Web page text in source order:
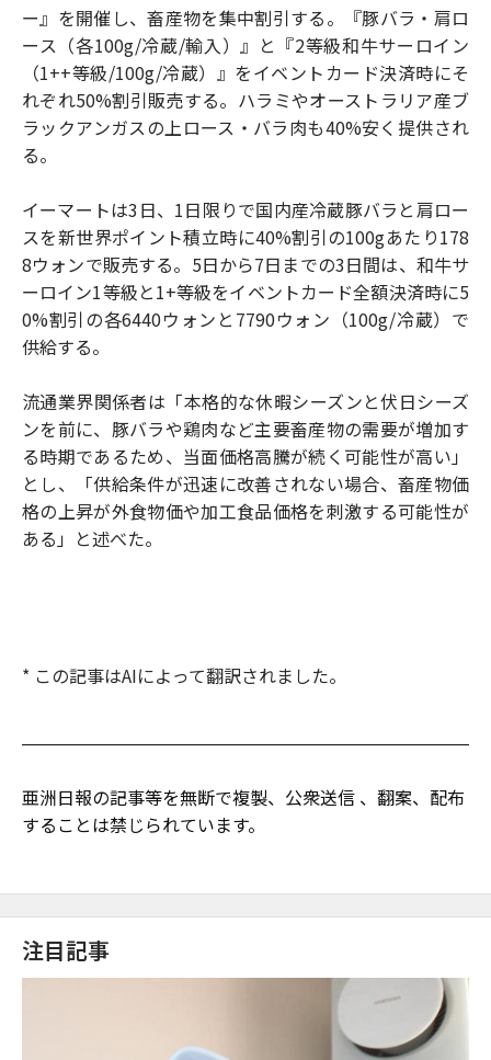
ー』を開催し、畜産物を集中割引する。『豚バラ・肩ロ
ース（各100g/冷蔵/輸入）』と『2等級和牛サーロイン
（1++等級/100g/冷蔵）』をイベントカード決済時にそ
れぞれ50%割引販売する。ハラミやオーストラリア産ブ
ラックアンガスの上ロース・バラ肉も40%安く提供され
る。
イーマートは3日、1日限りで国内産冷蔵豚バラと肩ロー
スを新世界ポイント積立時に40%割引の100gあたり178
8ウォンで販売する。5日から7日までの3日間は、和牛サ
ーロイン1等級と1+等級をイベントカード全額決済時に5
0%割引の各6440ウォンと7790ウォン（100g/冷蔵）で
供給する。
流通業界関係者は「本格的な休暇シーズンと伏日シーズ
ンを前に、豚バラや鶏肉など主要畜産物の需要が増加す
る時期であるため、当面価格高騰が続く可能性が高い」
とし、「供給条件が迅速に改善されない場合、畜産物価
格の上昇が外食物価や加工食品価格を刺激する可能性が
ある」と述べた。
* この記事はAIによって翻訳されました。
亜洲日報の記事等を無断で複製、公衆送信 、翻案、配布
することは禁じられています。
注目記事